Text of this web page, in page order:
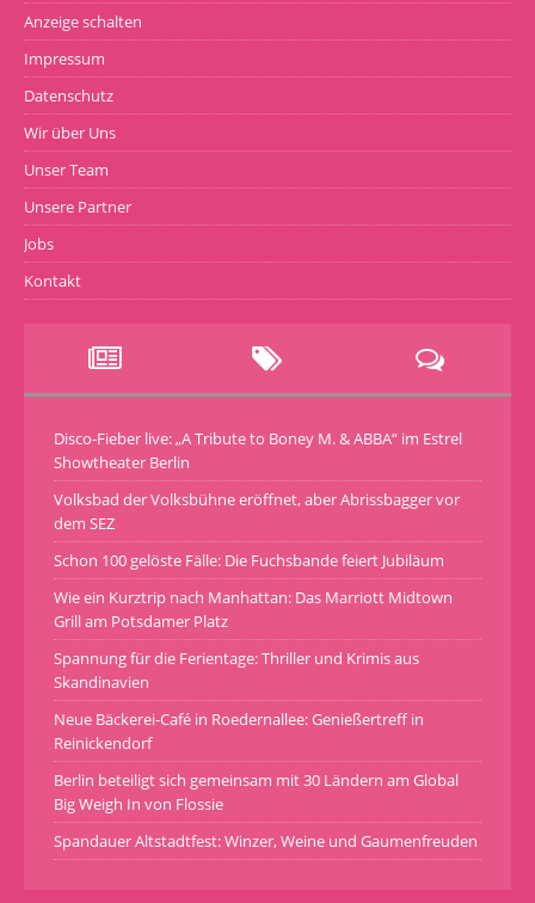
Anzeige schalten
Impressum
Datenschutz
Wir über Uns
Unser Team
Unsere Partner
Jobs
Kontakt
Disco-Fieber live: „A Tribute to Boney M. & ABBA“ im Estrel
Showtheater Berlin
Volksbad der Volksbühne eröffnet, aber Abrissbagger vor
dem SEZ
Schon 100 gelöste Fälle: Die Fuchsbande feiert Jubiläum
Wie ein Kurztrip nach Manhattan: Das Marriott Midtown
Grill am Potsdamer Platz
Spannung für die Ferientage: Thriller und Krimis aus
Skandinavien
Neue Bäckerei-Café in Roedernallee: Genießertreff in
Reinickendorf
Berlin beteiligt sich gemeinsam mit 30 Ländern am Global
Big Weigh In von Flossie
Spandauer Altstadtfest: Winzer, Weine und Gaumenfreuden